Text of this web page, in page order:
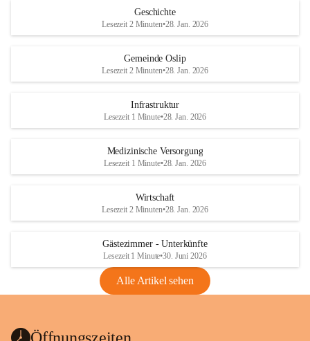
Geschichte
Lesezeit 2 Minuten•28. Jan. 2026
Gemeinde Oslip
Lesezeit 2 Minuten•28. Jan. 2026
Infrastruktur
Lesezeit 1 Minute•28. Jan. 2026
Medizinische Versorgung
Lesezeit 1 Minute•28. Jan. 2026
Wirtschaft
Lesezeit 2 Minuten•28. Jan. 2026
Gästezimmer - Unterkünfte
Lesezeit 1 Minute•30. Juni 2026
Alle Artikel sehen
Öffnungszeiten